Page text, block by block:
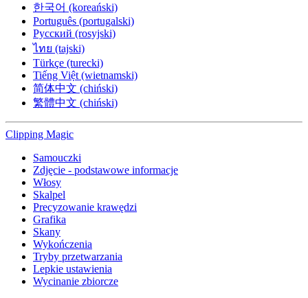
한국어 (koreański)
Português (portugalski)
Русский (rosyjski)
ไทย (tajski)
Türkçe (turecki)
Tiếng Việt (wietnamski)
简体中文 (chiński)
繁體中文 (chiński)
Clipping Magic
Samouczki
Zdjęcie - podstawowe informacje
Włosy
Skalpel
Precyzowanie krawędzi
Grafika
Skany
Wykończenia
Tryby przetwarzania
Lepkie ustawienia
Wycinanie zbiorcze